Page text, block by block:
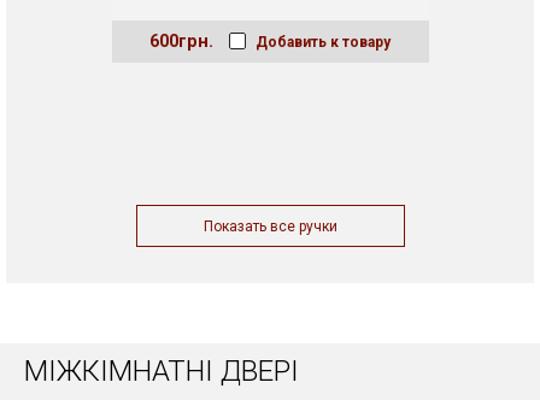
600грн. Добавить к товару
Показать все ручки
МІЖКІМНАТНІ ДВЕРІ